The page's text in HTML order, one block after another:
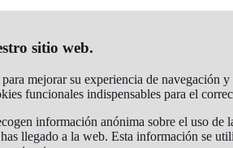
sitio web.
mejorar su experiencia de navegación
funcionales indispensables para el
información anónima sobre el uso de
llegado a la web. Esta información se